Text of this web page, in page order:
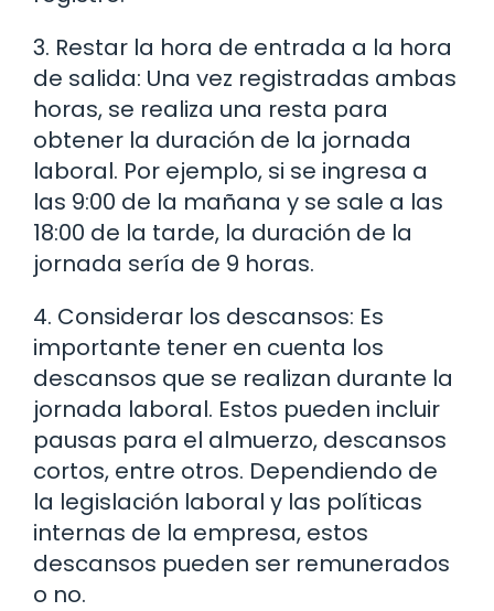
3. Restar la hora de entrada a la hora
de salida: Una vez registradas ambas
horas, se realiza una resta para
obtener la duración de la jornada
laboral. Por ejemplo, si se ingresa a
las 9:00 de la mañana y se sale a las
18:00 de la tarde, la duración de la
jornada sería de 9 horas.
4. Considerar los descansos: Es
importante tener en cuenta los
descansos que se realizan durante la
jornada laboral. Estos pueden incluir
pausas para el almuerzo, descansos
cortos, entre otros. Dependiendo de
la legislación laboral y las políticas
internas de la empresa, estos
descansos pueden ser remunerados
o no.